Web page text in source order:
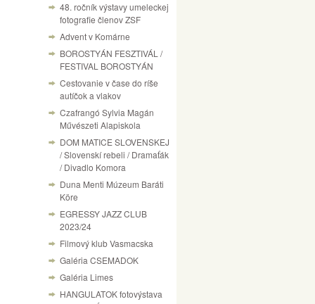
48. ročník výstavy umeleckej
fotografie členov ZSF
Advent v Komárne
BOROSTYÁN FESZTIVÁL /
FESTIVAL BOROSTYÁN
Cestovanie v čase do ríše
autíčok a vlakov
Czafrangó Sylvia Magán
Művészeti Alapiskola
DOM MATICE SLOVENSKEJ
/ Slovenskí rebeli / Dramaťák
/ Divadlo Komora
Duna Menti Múzeum Baráti
Köre
EGRESSY JAZZ CLUB
2023/24
Filmový klub Vasmacska
Galéria CSEMADOK
Galéria Limes
HANGULATOK fotovýstava